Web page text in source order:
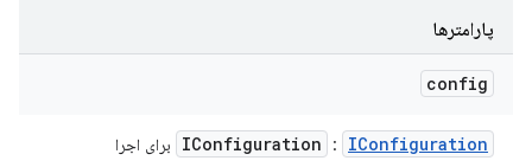
پارامترها
config
IConfiguration : IConfiguration برای اجرا